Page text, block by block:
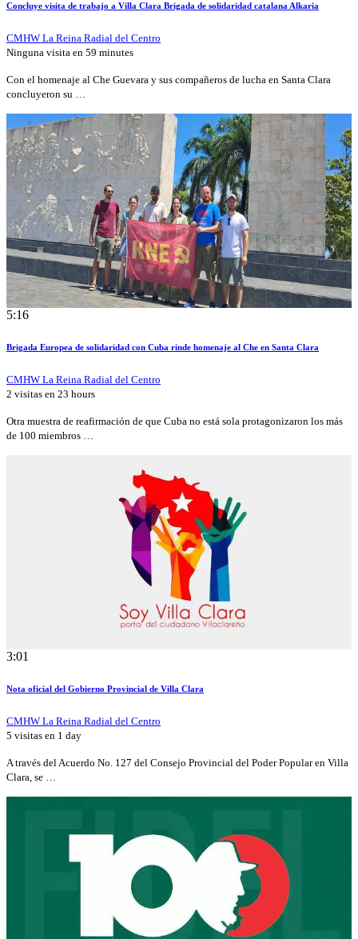
Concluye visita de trabajo a Villa Clara Brigada de solidaridad catalana Alkaria
CMHW La Reina Radial del Centro
Ninguna visita en 59 minutes
Con el homenaje al Che Guevara y sus compañeros de lucha en Santa Clara
concluyeron su …
5:16
Brigada Europea de solidaridad con Cuba rinde homenaje al Che en Santa Clara
CMHW La Reina Radial del Centro
2 visitas en 23 hours
Otra muestra de reafirmación de que Cuba no está sola protagonizaron los más
de 100 miembros …
3:01
Nota oficial del Gobierno Provincial de Villa Clara
CMHW La Reina Radial del Centro
5 visitas en 1 day
A través del Acuerdo No. 127 del Consejo Provincial del Poder Popular en Villa
Clara, se …